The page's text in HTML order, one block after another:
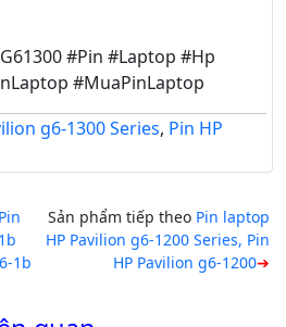
#Pin #Laptop #Hp
#MuaPinLaptop
g6-1300 Series, Pin HP
Pin
1b
Sản phẩm tiếp theo Pin laptop
HP Pavilion g6-1200 Series, Pin
HP Pavilion g6-1200